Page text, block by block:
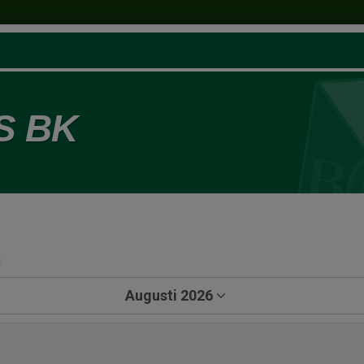
BK
Augusti 2026